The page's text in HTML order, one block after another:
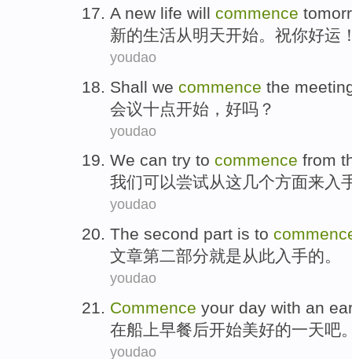
A new life will commence
新的生活从明天开始。祝你好运
youdao
Shall we commence the
会议十点开始 ，好吗？
youdao
We can try to commence from
我们可以尝试从这 几个方面来入
youdao
The second part is to
文章第二部分就是从此入手的。
youdao
Commence your day with an
在船上早餐后开始美好的一天吧
youdao